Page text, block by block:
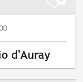
d'Auray